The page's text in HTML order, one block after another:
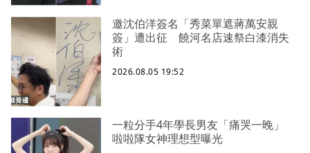
邀沈伯洋簽名「秀菜單遮蔣萬安親
簽」遭出征 饒河名店速祭白漆消失
術
2026.08.05 19:52
一粒分手4年學長男友「痛哭一晚」
啦啦隊女神理想型曝光